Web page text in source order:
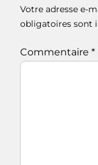
Votre adresse e-
obligatoires sont
Commentaire *